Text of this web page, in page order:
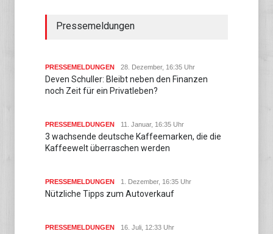
Pressemeldungen
PRESSEMELDUNGEN 28. Dezember, 16:35 Uhr
Deven Schuller: Bleibt neben den Finanzen
noch Zeit für ein Privatleben?
PRESSEMELDUNGEN 11. Januar, 16:35 Uhr
3 wachsende deutsche Kaffeemarken, die die
Kaffeewelt überraschen werden
PRESSEMELDUNGEN 1. Dezember, 16:35 Uhr
Nützliche Tipps zum Autoverkauf
PRESSEMELDUNGEN 16. Juli, 12:33 Uhr